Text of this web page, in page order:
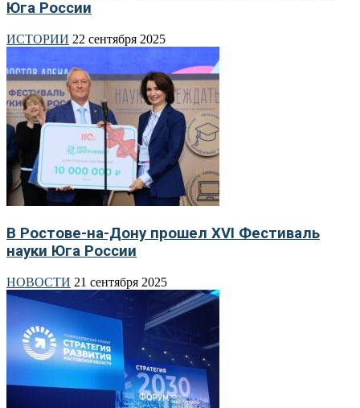
Юга России
ИСТОРИИ 22 сентября 2025
В Ростове-на-Дону прошел XVI Фестиваль
науки Юга России
НОВОСТИ 21 сентября 2025